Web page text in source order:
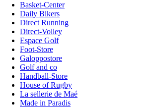
Basket-Center
Daily Bikers
Direct Running
Direct-Volley
Espace Golf
Foot-Store
Galoppostore
Golf and co
Handball-Store
House of Rugby
La sellerie de Maé
Made in Paradis